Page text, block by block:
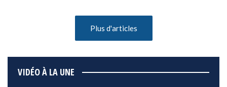
Plus d'articles
VIDÉO À LA UNE